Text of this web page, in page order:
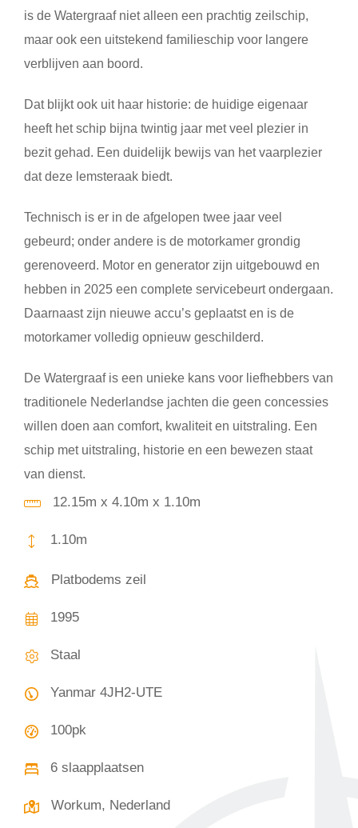
is de Watergraaf niet alleen een prachtig zeilschip,
maar ook een uitstekend familieschip voor langere
verblijven aan boord.
Dat blijkt ook uit haar historie: de huidige eigenaar
heeft het schip bijna twintig jaar met veel plezier in
bezit gehad. Een duidelijk bewijs van het vaarplezier
dat deze lemsteraak biedt.
Technisch is er in de afgelopen twee jaar veel
gebeurd; onder andere is de motorkamer grondig
gerenoveerd. Motor en generator zijn uitgebouwd en
hebben in 2025 een complete servicebeurt ondergaan.
Daarnaast zijn nieuwe accu’s geplaatst en is de
motorkamer volledig opnieuw geschilderd.
De Watergraaf is een unieke kans voor liefhebbers van
traditionele Nederlandse jachten die geen concessies
willen doen aan comfort, kwaliteit en uitstraling. Een
schip met uitstraling, historie en een bewezen staat
van dienst.
12.15m x 4.10m x 1.10m
1.10m
Platbodems zeil
1995
Staal
Yanmar 4JH2-UTE
100pk
6 slaapplaatsen
Workum, Nederland